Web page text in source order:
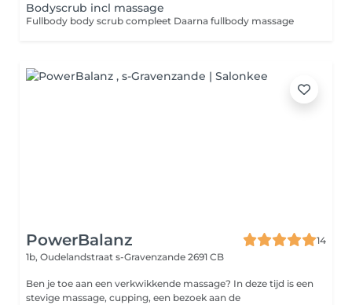
Bodyscrub incl massage
Fullbody body scrub compleet Daarna fullbody massage
PowerBalanz
14
1b, Oudelandstraat s-Gravenzande 2691 CB
Ben je toe aan een verkwikkende massage? In deze tijd is een
stevige massage, cupping, een bezoek aan de